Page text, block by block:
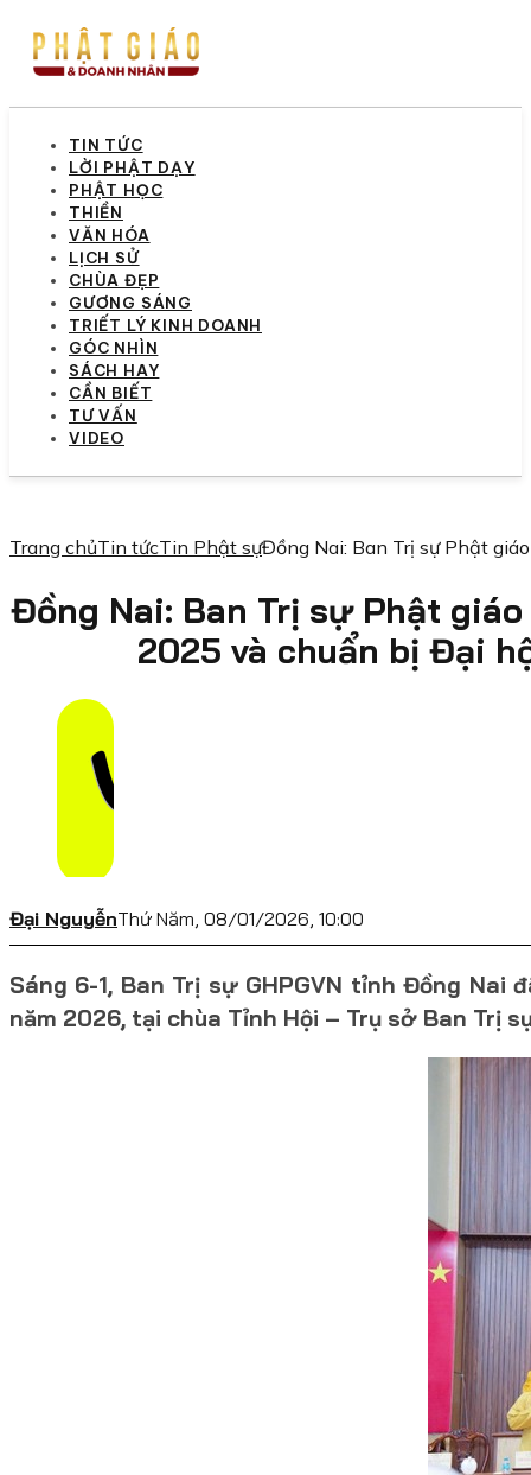
TIN TỨC
LỜI PHẬT DẠY
PHẬT HỌC
THIỀN
VĂN HÓA
LỊCH SỬ
CHÙA ĐẸP
GƯƠNG SÁNG
TRIẾT LÝ KINH DOANH
GÓC NHÌN
SÁCH HAY
CẦN BIẾT
TƯ VẤN
VIDEO
Trang chủTin tứcTin Phật sựĐồng Nai: Ban Trị sự Phật
Đồng Nai: Ban Trị sự Phật
2025 và chuẩn bị Đại
Đại NguyễnThứ Năm, 08/01/2026, 10:00
Sáng 6-1, Ban Trị sự GHPGVN tỉnh Đồng
năm 2026, tại chùa Tỉnh Hội – Trụ sở Ban Trị